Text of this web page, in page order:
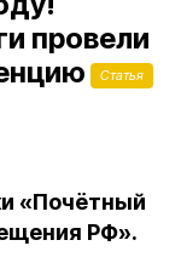
провели
Статья
«Почётный
РФ».